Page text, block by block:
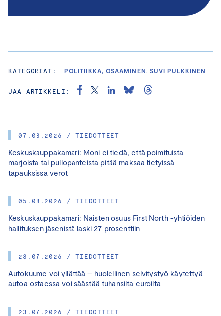
07.08.2026 / TIEDOTTEET
Keskuskauppakamari: Moni ei tiedä, että poimituista
marjoista tai pullopanteista pitää maksaa tietyissä
tapauksissa verot
05.08.2026 / TIEDOTTEET
Keskuskauppakamari: Naisten osuus First North -yhtiöiden
hallituksen jäsenistä laski 27 prosenttiin
28.07.2026 / TIEDOTTEET
Autokuume voi yllättää – huolellinen selvitystyö käytettyä
autoa ostaessa voi säästää tuhansilta euroilta
23.07.2026 / TIEDOTTEET
KATEGORIAT: POLITIIKKA, OSAAMINEN, SUVI PULKKINEN
JAA ARTIKKELI: